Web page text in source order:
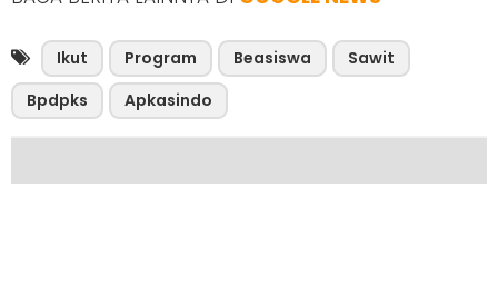
Ikut Program Beasiswa
Sawit
Bpdpks
Apkasindo